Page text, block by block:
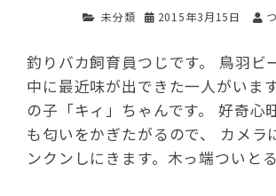
未分類 2015年3月15日
釣りバカ飼育員つじです。 鳥羽ビ
中に最近味が出できた一人がいま
の子「キィ」ちゃんです。 好奇心
も匂いをかぎたがるので、 カメラ
ンクンしにきます。木っ端ついと